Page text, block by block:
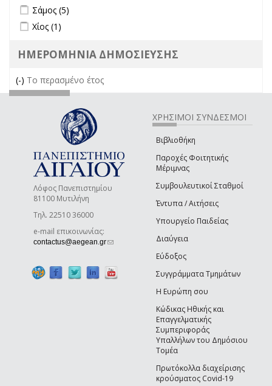
Apply Σάμος filter
Σάμος (5)
Apply Χίος filter
Χίος (1)
ΗΜΕΡΟΜΗΝΙΑ ΔΗΜΟΣΙΕΥΣΗΣ
(-) Remove Το περασμένο έτος filter
Το περασμένο έτος
Λόφος Πανεπιστημίου
81100 Μυτιλήνη
Τηλ. 22510 36000
e-mail επικοινωνίας:
contactus@aegean.gr(link sends e-mail)
ΧΡΗΣΙΜΟΙ ΣΥΝΔΕΣΜΟΙ
Βιβλιοθήκη
Παροχές Φοιτητικής
Μέριμνας
Συμβουλευτικοί Σταθμοί
Έντυπα / Αιτήσεις
Υπουργείο Παιδείας
Διαύγεια
Εύδοξος
Συγγράμματα Τμημάτων
Η Ευρώπη σου
Κώδικας Ηθικής και
Επαγγελματικής
Συμπεριφοράς
Υπαλλήλων του Δημόσιου
Τομέα
Πρωτόκολλα διαχείρισης
κρούσματος Covid-19